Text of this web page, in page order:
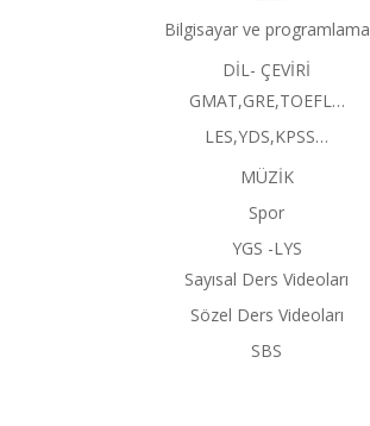
Bilgisayar ve programlama
DİL- ÇEVİRİ
GMAT,GRE,TOEFL…
LES,YDS,KPSS…
MÜZİK
Spor
YGS -LYS
Sayısal Ders Videoları
Sözel Ders Videoları
SBS